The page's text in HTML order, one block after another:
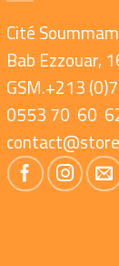
Cité
Bab Ezzouar,
GSM.+213
0553 70 60